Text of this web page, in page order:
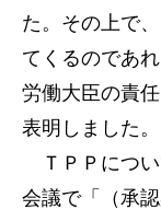
た。その上で
てくるのであ
労働大臣の責
表明しました。
ＴＰＰについ
会議で「（承